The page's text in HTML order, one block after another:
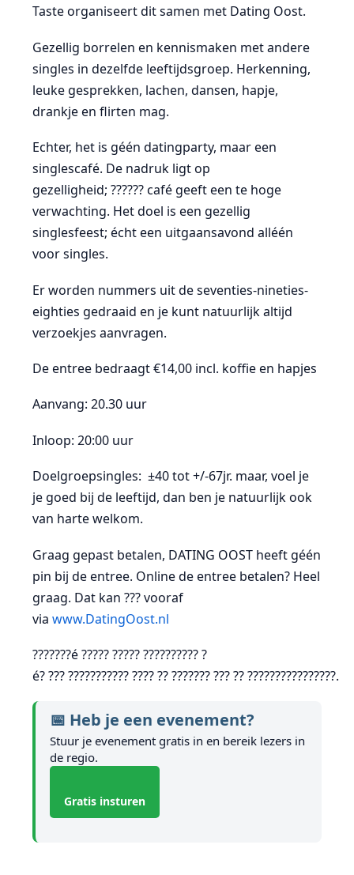
Taste organiseert dit samen met Dating Oost.
Gezellig borrelen en kennismaken met andere
singles in dezelfde leeftijdsgroep. Herkenning,
leuke gesprekken, lachen, dansen, hapje,
drankje en flirten mag.
Echter, het is géén datingparty, maar een
singlescafé. De nadruk ligt op
gezelligheid; ?????? café geeft een te hoge
verwachting. Het doel is een gezellig
singlesfeest; écht een uitgaansavond alléén
voor singles.
Er worden nummers uit de seventies-nineties-
eighties gedraaid en je kunt natuurlijk altijd
verzoekjes aanvragen.
De entree bedraagt €14,00 incl. koffie en hapjes
Aanvang: 20.30 uur
Inloop: 20:00 uur
Doelgroepsingles: ±40 tot +/-67jr. maar, voel je
je goed bij de leeftijd, dan ben je natuurlijk ook
van harte welkom.
Graag gepast betalen, DATING OOST heeft géén
pin bij de entree. Online de entree betalen? Heel
graag. Dat kan ??? vooraf
via www.DatingOost.nl
???????é ????? ????? ?????????? ?
é? ??? ??????????? ???? ?? ??????? ??? ?? ????????????????.
📅 Heb je een evenement?
Stuur je evenement gratis in en bereik lezers in
de regio.
Gratis insturen